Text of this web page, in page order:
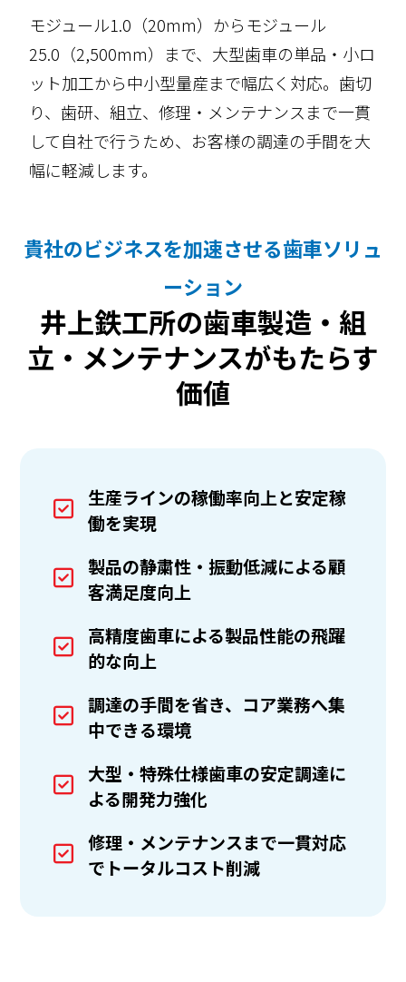
モジュール1.0（20mm）からモジュール
25.0（2,500mm）まで、大型歯車の単品・小ロ
ット加工から中小型量産まで幅広く対応。歯切
り、歯研、組立、修理・メンテナンスまで一貫
して自社で行うため、お客様の調達の手間を大
幅に軽減します。
貴社のビジネスを加速させる歯車ソリュ
ーション
井上鉄工所の歯車製造・組
立・メンテナンスがもたらす
価値
生産ラインの稼働率向上と安定稼
働を実現
製品の静粛性・振動低減による顧
客満足度向上
高精度歯車による製品性能の飛躍
的な向上
調達の手間を省き、コア業務へ集
中できる環境
大型・特殊仕様歯車の安定調達に
よる開発力強化
修理・メンテナンスまで一貫対応
でトータルコスト削減